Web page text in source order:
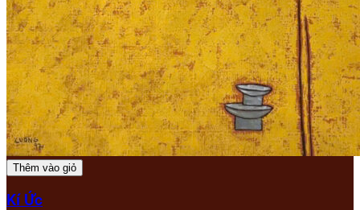
Thêm vào giỏ
Kí Ức